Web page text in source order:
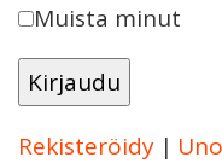
Muista minut
Rekisteröidy |